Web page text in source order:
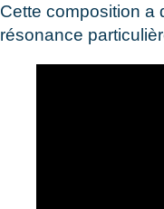
Cette composition a
résonance